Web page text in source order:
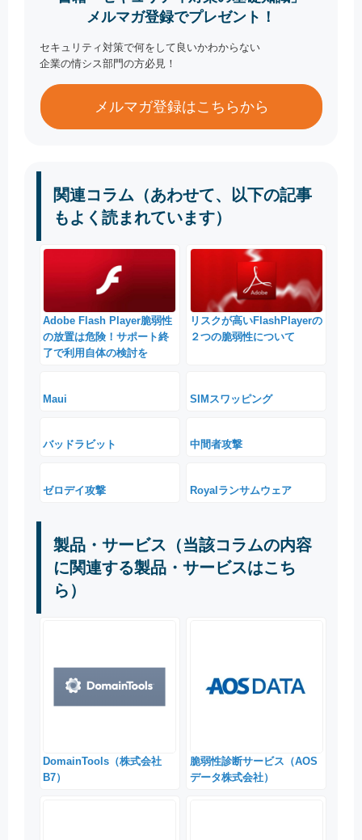
メルマガ登録でプレゼント！
セキュリティ対策で何をして良いかわからない
企業の情シス部門の方必見！
メルマガ登録はこちらから
関連コラム（あわせて、以下の記事
もよく読まれています）
Adobe Flash Player脆弱性
の放置は危険！サポート終
了で利用自体の検討を
リスクが高いFlashPlayerの
２つの脆弱性について
Maui SIMスワッピング
バッドラビット 中間者攻撃
ゼロデイ攻撃 Royalランサムウェア
製品・サービス（当該コラムの内容
に関連する製品・サービスはこち
ら）
DomainTools（株式会社
B7）
脆弱性診断サービス（AOS
データ株式会社）